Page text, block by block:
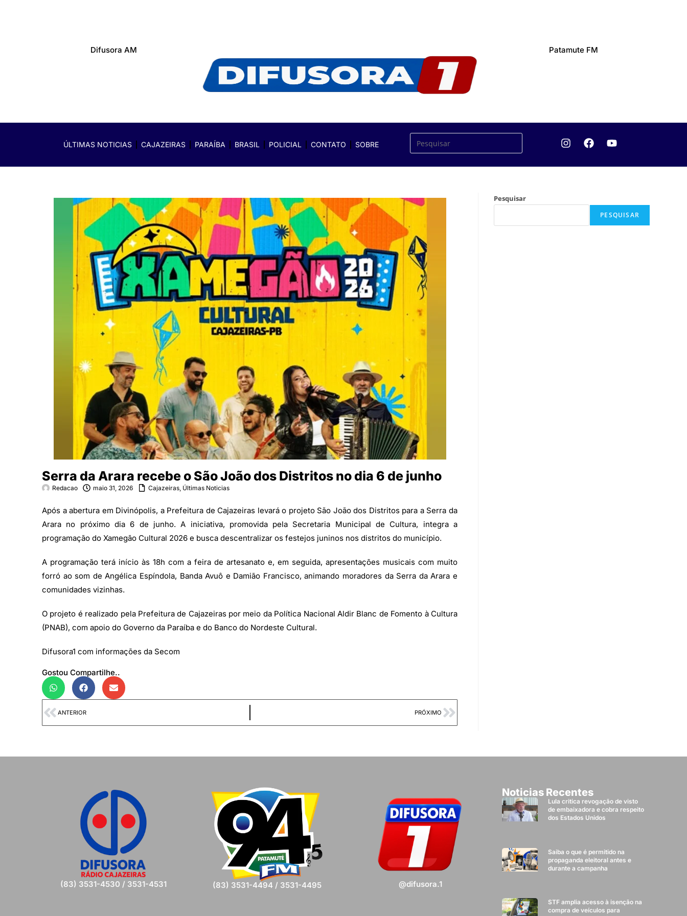
Difusora AM Patamute FM
ÚLTIMAS NOTICIAS CAJAZEIRAS PARAÍBA BRASIL POLICIAL CONTATO SOBRE
Serra da Arara recebe o São João dos Distritos no dia 6 de junho
Redacao maio 31, 2026 Cajazeiras, Últimas Noticias
Após a abertura em Divinópolis, a Prefeitura de Cajazeiras levará o projeto São João dos Distritos para a Serra da
Arara no próximo dia 6 de junho. A iniciativa, promovida pela Secretaria Municipal de Cultura, integra a
programação do Xamegão Cultural 2026 e busca descentralizar os festejos juninos nos distritos do município.
A programação terá início às 18h com a feira de artesanato e, em seguida, apresentações musicais com muito
forró ao som de Angélica Espíndola, Banda Avuô e Damião Francisco, animando moradores da Serra da Arara e
comunidades vizinhas.
O projeto é realizado pela Prefeitura de Cajazeiras por meio da Política Nacional Aldir Blanc de Fomento à Cultura
(PNAB), com apoio do Governo da Paraíba e do Banco do Nordeste Cultural.
Difusora1 com informações da Secom
Gostou Compartilhe..
ANTERIOR PRÓXIMO
Pesquisar
PESQUISAR
(83) 3531-4530 / 3531-4531 (83) 3531-4494 / 3531-4495 @difusora.1
Noticias Recentes
Lula critica revogação de visto
de embaixadora e cobra respeito
dos Estados Unidos
Saiba o que é permitido na
propaganda eleitoral antes e
durante a campanha
STF amplia acesso à isenção na
compra de veículos para